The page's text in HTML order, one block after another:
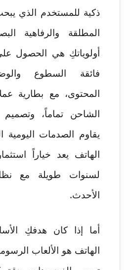
ذكية للمستخدم الذي
المطلقة والرفاهية
أولوياتكِ هي الحصول
فائقة السطوع
المحتوى، مع بطارية
الشاحن تماماً،
يقاوم الصدمات اليومية
الهاتف يعد خياراً
الأحدث.
أما إذا كان هدفكِ
الهاتف هو الألعاب